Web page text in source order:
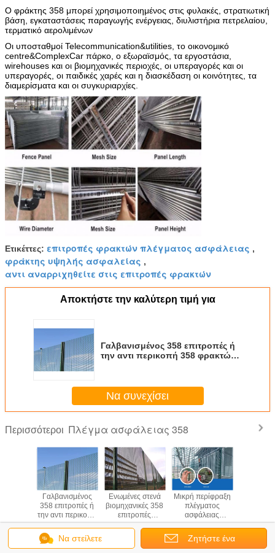
Ο φράκτης 358 μπορεί χρησιμοποιημένος στις φυλακές, στρατιωτική
βάση, εγκαταστάσεις παραγωγής ενέργειας, διυλιστήρια πετρελαίου,
τερματικό αερολιμένων
Οι υποσταθμοί Telecommunication&utilities, το οικονομικό
centre&ComplexCar πάρκο, ο εξωραϊσμός, τα εργοστάσια,
wirehouses και οι βιομηχανικές περιοχές, οι υπεραγορές και οι
υπεραγορές, οι παιδικές χαρές και η διασκέδαση οι κοινότητες, τα
διαμερίσματα και οι συγκυριαρχίες.
Ετικέττες: επιτροπές φρακτών πλέγματος ασφάλειας ,
φράκτης υψηλής ασφαλείας ,
αντι αναρριχηθείτε στις επιτροπές φρακτών
Αποκτήστε την καλύτερη τιμή για
Γαλβανισμένος 358 επιτροπές ή
την αντι περικοπή 358 φρακτών
Να συνεχίσει
Περισσότεροι Πλέγμα ασφάλειας 358
Γαλβανισμένος
358 επιτροπές ή
την αντι περικοπή
358 φρακτών
πλέγματος
ασφάλειας
Ενωμένες στενά
βιομηχανικές 358
επιτροπές
πλέγματος
ασφάλειας για την
Μικρή περίφραξη
πλέγματος
ασφάλειας
μετάλλων 358
φρακτών
ασφαλείας
358
Να στείλετε Ζητήστε ένα
Γλώσσα αλλαγής